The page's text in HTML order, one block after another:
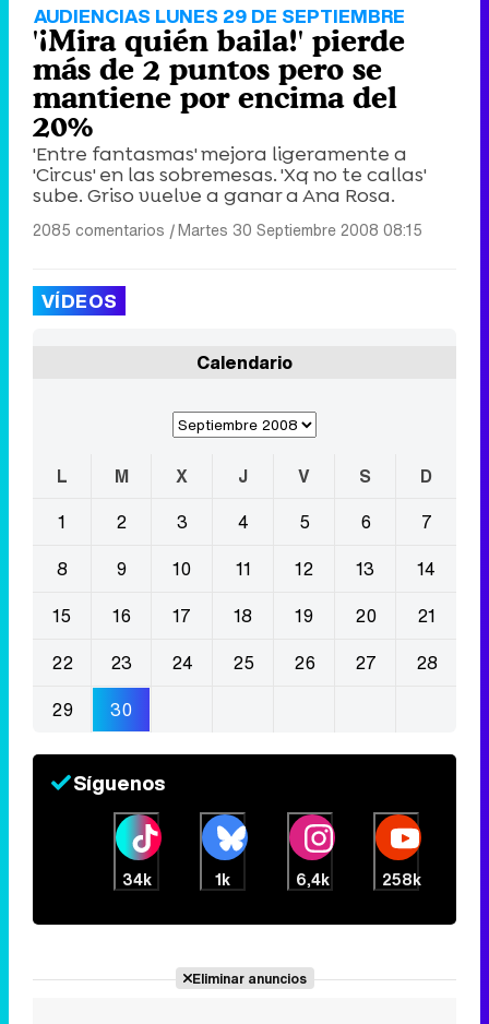
AUDIENCIAS LUNES 29 DE SEPTIEMBRE
'¡Mira quién baila!' pierde
más de 2 puntos pero se
mantiene por encima del
20%
'Entre fantasmas' mejora ligeramente a
'Circus' en las sobremesas. 'Xq no te callas'
sube. Griso vuelve a ganar a Ana Rosa.
2085 comentarios |Martes 30 Septiembre 2008 08:15
VÍDEOS
Calendario
L M X J V S
D
1
2 3 4 5 6
7
8
9 10 11 12 13
14
15
16 17 18 19 20
21
22
23 24 25 26 27
28
29
30
Síguenos
34k 1k 6,4k 258k
Eliminar anuncios